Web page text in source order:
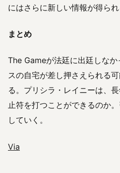
にはさらに新しい情報が得られ
まとめ
The Gameが法廷に出廷しな
スの自宅が差し押さえられる
る。プリシラ・レイニーは、
止符を打つことができるのか
していく。
Via